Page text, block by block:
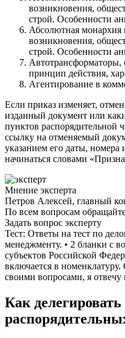
возникновения,
строй. Особенности
Абсолютная
возникновения,
строй. Особенности
Автотрансформаторы,
принцип действия,
Агентирование в
Если приказ изменяет,
изданный документ или
пунктов распорядительной
ссылку на отменяемый
указанием его даты, номера
начинаться словами
Мнение эксперта
Петров Алексей, главный
По всем вопросам
Задать вопрос эксперту
Тест: Ответы на тест по
менеджменту. • 2 бланки с
субъектов Российской
включается в
своими вопросами, я отвечу
Как